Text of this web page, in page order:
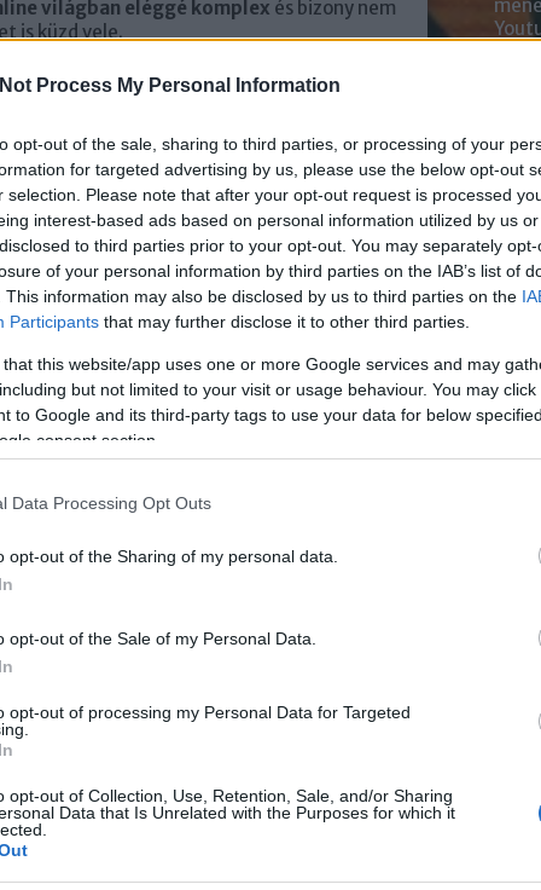
Process My Personal Information
opt-out of the sale, sharing to third parties, or processing of your
for targeted advertising by us, please use the below opt-out
selection. Please note that after your opt-out request is processed
interest-based ads based on personal information utilized by us
to third parties prior to your opt-out. You may separately
of your personal information by third parties on the IAB’s list of
This information may also be disclosed by us to third parties on the
Participants that may further disclose it to other third parties.
that this website/app uses one or more Google services and may
but not limited to your visit or usage behaviour. You may
to Google and its third-party tags to use your data for below
consent section.
Data Processing Opt Outs
opt-out of the Sharing of my personal data.
opt-out of the Sale of my Personal Data.
opt-out of processing my Personal Data for Targeted
opt-out of Collection, Use, Retention, Sale, and/or Sharing
Data that Is Unrelated with the Purposes for which it
világban eléggé komplex és bizony nem
is küzd vele.
mesterséges intelligenciát és gépi tanulási
a tizenévesek biztonságának
új funkciók alkalmazásában.
Instagram arra vonatkozik, hogykorlátozza
közti kommunikációt, akiket nem követ a
nem üzenhetnek a 18 évnél fiatalabb
az idősebb profilját. Ugyanisa követés
feltételez
az
biztonsági információkkal látja el. Az
hogy saját online tapasztalataik